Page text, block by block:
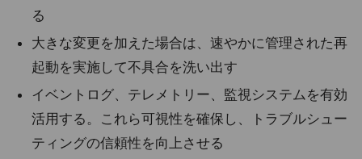
る
大きな変更を加えた場合は、速やかに管理された再
起動を実施して不具合を洗い出す
イベントログ、テレメトリー、監視システムを有効
活用する。これら可視性を確保し、トラブルシュー
ティングの信頼性を向上させる